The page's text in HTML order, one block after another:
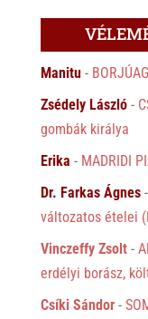
Manitu-
Zsédely László-
gombák királya
Erika - MADRIDI
Dr. Farkas Ágnes-
változatos ételei
Vinczeffy Zsolt-
erdélyi borász,
Csíki Sándor-